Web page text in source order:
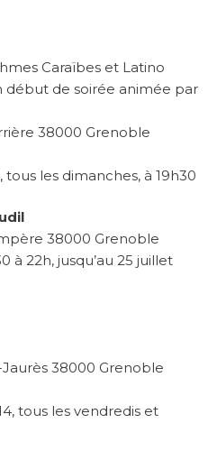
Caraïbes et Latino
début de soirée animée par
38000 Grenoble
tous les dimanches, à 19h30
38000 Grenoble
à 22h, jusqu’au 25 juillet
38000 Grenoble
tous les vendredis et